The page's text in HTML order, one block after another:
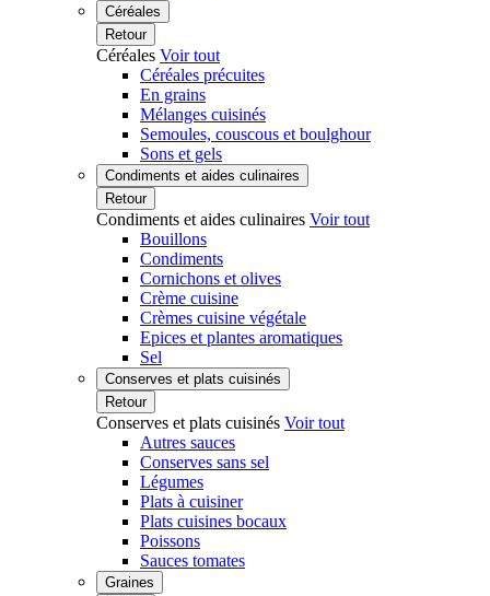
Céréales
Retour
Céréales Voir tout
Céréales précuites
En grains
Mélanges cuisinés
Semoules, couscous et boulghour
Sons et gels
Condiments et aides culinaires
Retour
Condiments et aides culinaires Voir tout
Bouillons
Condiments
Cornichons et olives
Crème cuisine
Crèmes cuisine végétale
Epices et plantes aromatiques
Sel
Conserves et plats cuisinés
Retour
Conserves et plats cuisinés Voir tout
Autres sauces
Conserves sans sel
Légumes
Plats à cuisiner
Plats cuisines bocaux
Poissons
Sauces tomates
Graines